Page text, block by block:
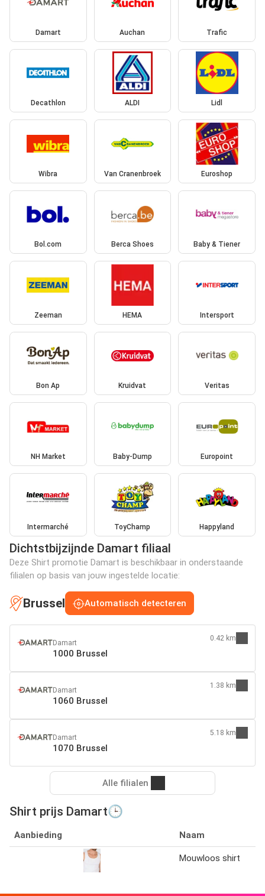
Damart Auchan Trafic
Decathlon ALDI Lidl
Wibra Van Cranenbroek Euroshop
Bol.com Berca Shoes Baby & Tiener
Zeeman HEMA Intersport
Bon Ap Kruidvat Veritas
NH Market Baby-Dump Europoint
Intermarché ToyChamp Happyland
Dichtstbijzijnde Damart filiaal
Deze Shirt promotie Damart is beschikbaar in onderstaande
filialen op basis van jouw ingestelde locatie:
Brussel Automatisch detecteren
Damart
1000 Brussel
0.42 km
Damart
1060 Brussel
1.38 km
Damart
1070 Brussel
5.18 km
Alle filialen
Shirt prijs Damart🕒
Aanbieding Naam
Mouwloos shirt